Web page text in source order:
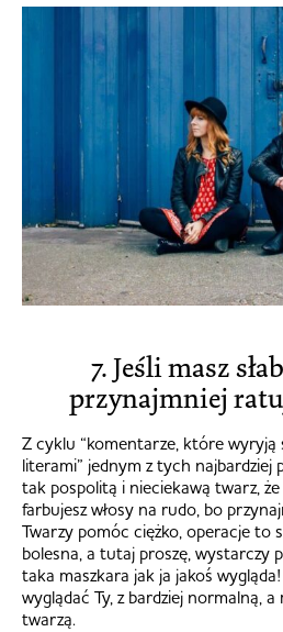
7. Jeśli masz
przynajmniej
Z cyklu “komentarze, które wyryją
literami” jednym z tych najbardziej
tak pospolitą i nieciekawą twarz, że
farbujesz włosy na rudo, bo
Twarzy pomóc ciężko, operacje to
bolesna, a tutaj proszę, wystarczy
taka maszkara jak ja jakoś
wyglądać Ty, z bardziej normalną, a
twarzą.